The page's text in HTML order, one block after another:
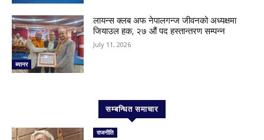
ब्यानर
लायन्स क्लब अफ नेपालगन्ज जीवनको अध्यक्षमा
जियाउल हक, २७ औं पद हस्तान्तरण सम्पन्न
July 11, 2026
सम्बन्धित समाचार
राजनीति